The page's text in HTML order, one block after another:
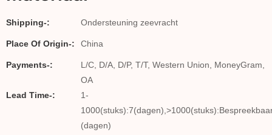
Shipping-: Ondersteuning zeevracht
Place Of Origin-: China
Payments-:
L/C, D/A, D/P, T/T, Western Union, MoneyGram,
OA
Lead Time-:
1-
(dagen)